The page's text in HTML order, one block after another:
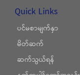
Quick Links
ပင်မစာမျက်နှာ
မိတ်ဆက်
ဆက်သွယ်ရန်